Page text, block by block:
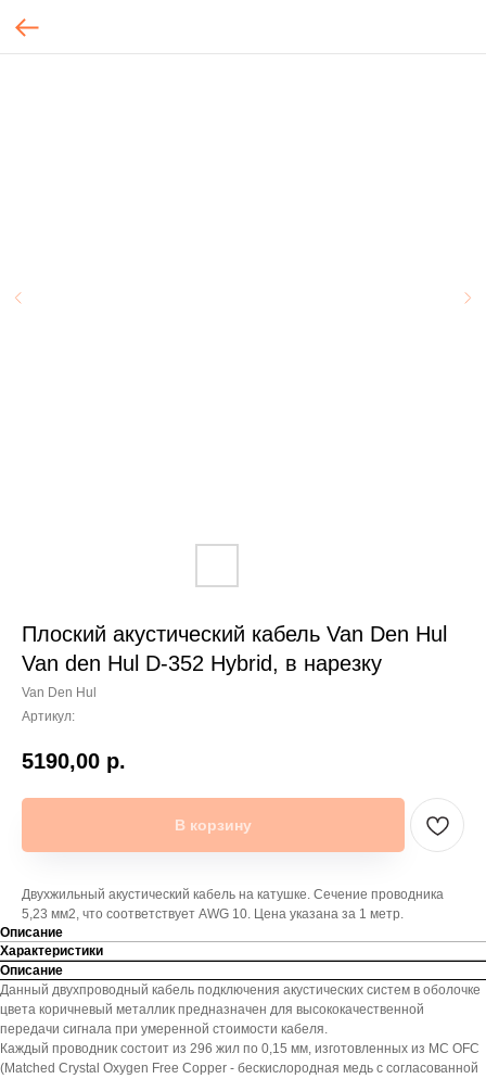
Плоский акустический кабель Van Den Hul
Van den Hul D-352 Hybrid, в нарезку
Van Den Hul
Артикул:
5190,00 р.
В корзину
Двухжильный акустический кабель на катушке. Сечение проводника
5,23 мм2, что соответствует AWG 10. Цена указана за 1 метр.
Описание
Характеристики
Описание
Данный двухпроводный кабель подключения акустических систем в оболочке
цвета коричневый металлик предназначен для высококачественной
передачи сигнала при умеренной стоимости кабеля.
Каждый проводник состоит из 296 жил по 0,15 мм, изготовленных из MC OFC
(Matched Crystal Oxygen Free Copper - бескислородная медь с согласованной